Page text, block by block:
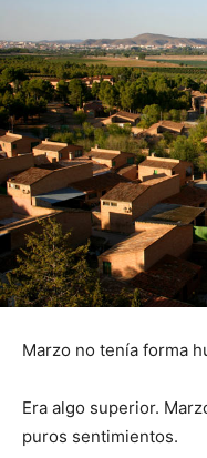
Marzo no tenía forma
Era algo superior.
puros sentimientos.